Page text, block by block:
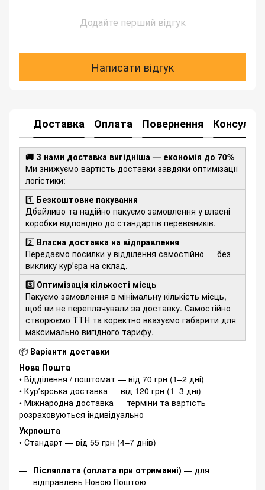
Додайте перший відгук
Написати відгук
Доставка Оплата Повернення
🚚 З нами доставка вигідніша — економія до 70%
Ми знижуємо вартість доставки завдяки оптимізації
логістики:
1️⃣ Безкоштовне пакування
Дбайливо та надійно пакуємо замовлення у власні
коробки відповідно до стандартів перевізників.
2️⃣ Власна доставка на відправлення
Передаємо посилки у відділення самостійно — без
виклику курʼєра на склад.
3️⃣ Оптимізація кількості місць
Пакуємо замовлення в мінімальну кількість місць,
щоб ви не переплачували за доставку. Самостійно
створюємо ТТН та коректно вказуємо габарити для
максимально вигідного тарифу.
📦 Варіанти доставки
Нова Пошта
• Відділення / поштомат — від 70 грн (1–2 дні)
• Курʼєрська доставка — від 120 грн (1–3 дні)
• Міжнародна доставка — терміни та вартість
розраховуються індивідуально
Укрпошта
• Стандарт — від 55 грн (4–7 днів)
Післяплата (оплата при отриманні) — для
відправлень Новою Поштою